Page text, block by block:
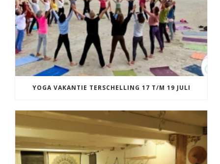
YOGA VAKANTIE TERSCHELLING 17 T/M 19 JULI